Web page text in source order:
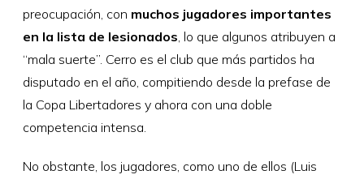
preocupación, con muchos jugadores importantes
en la lista de lesionados , lo que algunos atribuyen a
“mala suerte”. Cerro es el club que más partidos ha
disputado en el año, compitiendo desde la prefase de
la Copa Libertadores y ahora con una doble
competencia intensa.
No obstante, los jugadores, como uno de ellos (Luis